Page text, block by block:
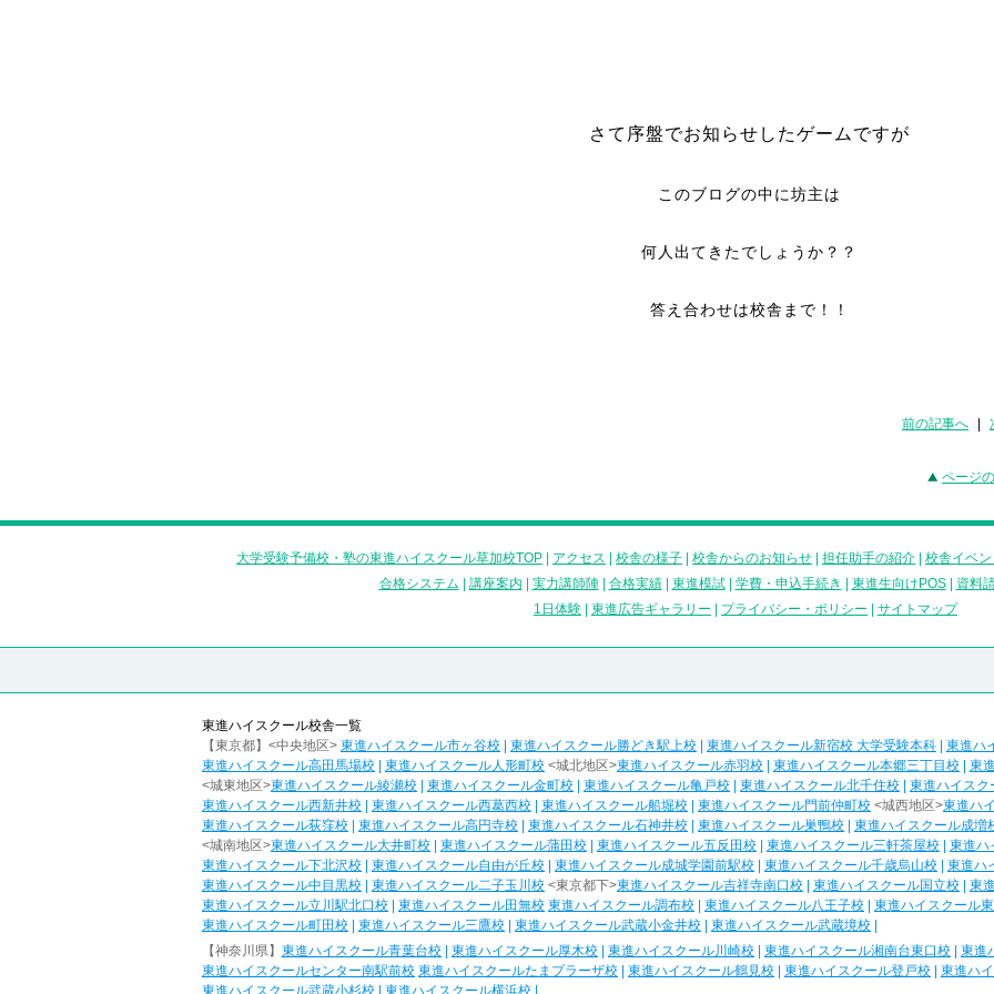
さて序盤でお知らせしたゲームですが
このブログの中に坊主は
何人出てきたでしょうか？？
答え合わせは校舎まで！！
前の記事へ
ページ
大学受験予備校・塾の東進ハイスクール草加校TOP アクセス 校舎の様子 校舎からのお知らせ 担任助手の紹介 校舎イベ
合格システム
講座案内 実力講師陣| 合格実績| 東進模試| 学費・申込手続き 東進生向けPOS| 資料
1日体験
東進広告ギャラリー プライバシー・ポリシー サイトマップ
東進ハイスクール校舎一覧
【東京都】<中央地区> 東進ハイスクール市ヶ谷校 東進ハイスクール勝どき駅上校 東進ハイスクール新宿校 大学受験本科 東進ハ
東進ハイスクール高田馬場校
東進ハイスクール人形町校 <城北地区>東進ハイスクール赤羽校 東進ハイスクール本郷三丁目校
東
<城東地区>東進ハイスクール綾瀬校 東進ハイスクール金町校 東進ハイスクール亀戸校 東進ハイスクール北千住校 東進ハイスク
東進ハイスクール西新井校
東進ハイスクール西葛西校 東進ハイスクール船堀校 東進ハイスクール門前仲町校 <城西地区>東進ハ
東進ハイスクール荻窪校
東進ハイスクール高円寺校 東進ハイスクール石神井校 東進ハイスクール巣鴨校 東進ハイスクール成増
<城南地区>東進ハイスクール大井町校 東進ハイスクール蒲田校 東進ハイスクール五反田校 東進ハイスクール三軒茶屋校 東進ハ
東進ハイスクール下北沢校
東進ハイスクール自由が丘校 東進ハイスクール成城学園前駅校 東進ハイスクール千歳烏山校
東進ハ
東進ハイスクール中目黒校
東進ハイスクール二子玉川校 <東京都下>東進ハイスクール吉祥寺南口校 東進ハイスクール国立校 東
東進ハイスクール立川駅北口校
東進ハイスクール田無校 東進ハイスクール調布校 東進ハイスクール八王子校 東進ハイスクール
東進ハイスクール町田校
東進ハイスクール三鷹校 東進ハイスクール武蔵小金井校 東進ハイスクール武蔵境校
【神奈川県】 東進ハイスクール青葉台校 東進ハイスクール厚木校 東進ハイスクール川崎校 東進ハイスクール湘南台東口校 東進
東進ハイスクールセンター南駅前校 東進ハイスクールたまプラーザ校 東進ハイスクール鶴見校 東進ハイスクール登戸校 東進ハ
東進ハイスクール武蔵小杉校
東進ハイスクール横浜校